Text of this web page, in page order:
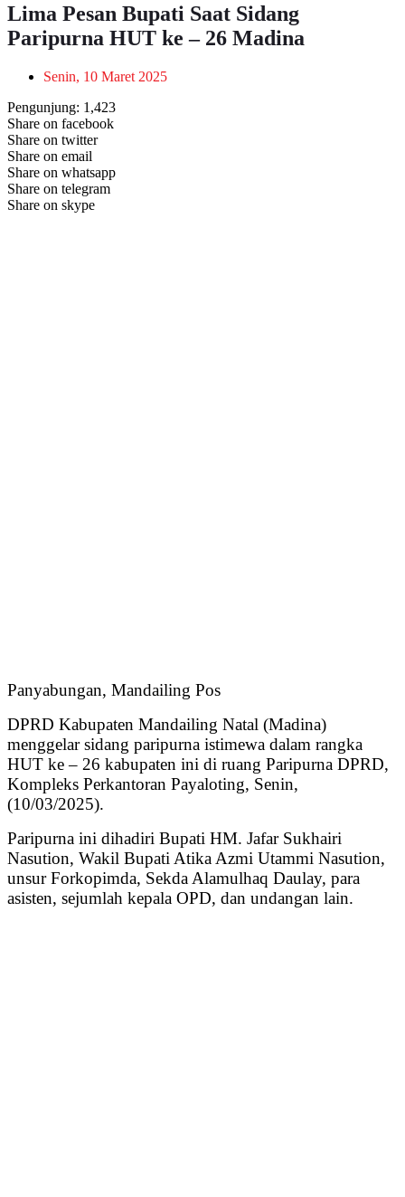
Lima Pesan Bupati Saat Sidang
Paripurna HUT ke – 26 Madina
Senin, 10 Maret 2025
Pengunjung: 1,423
Share on facebook
Share on twitter
Share on email
Share on whatsapp
Share on telegram
Share on skype
Panyabungan, Mandailing Pos
DPRD Kabupaten Mandailing Natal (Madina)
menggelar sidang paripurna istimewa dalam rangka
HUT ke – 26 kabupaten ini di ruang Paripurna DPRD,
Kompleks Perkantoran Payaloting, Senin,
(10/03/2025).
Paripurna ini dihadiri Bupati HM. Jafar Sukhairi
Nasution, Wakil Bupati Atika Azmi Utammi Nasution,
unsur Forkopimda, Sekda Alamulhaq Daulay, para
asisten, sejumlah kepala OPD, dan undangan lain.